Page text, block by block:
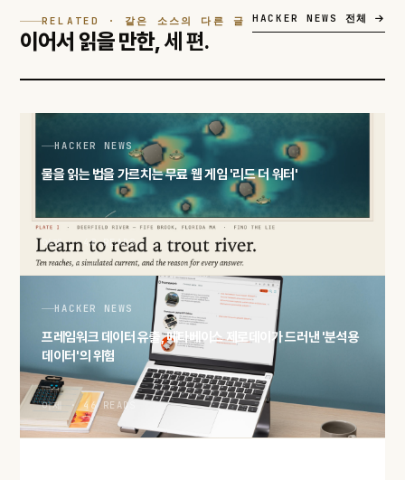
RELATED · 같은 소스의 다른 글
이어서 읽을 만한,세 편.
HACKER NEWS 전체
HACKER NEWS
물을 읽는 법을 가르치는 무료 웹 게임 '리드 더 워터'
어제 · 48 READS
HACKER NEWS
프레임워크 데이터 유출, 메타베이스 제로데이가 드러낸 '분석용
데이터'의 위험
어제 · 46 READS